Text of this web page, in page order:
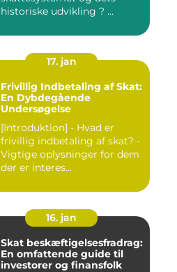
historiske udvikling ? ...
17. jan
Frivillig Indbetaling af Skat:
En Dybdegående
Undersøgelse
[Introduktion] - Hvad er
frivillig indbetaling af skat? -
Vigtige oplysninger for dem
der er interes...
16. jan
Skat beskæftigelsesfradrag:
En omfattende guide til
investorer og finansfolk